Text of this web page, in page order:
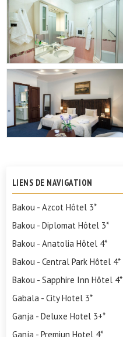
LIENS DE NAVIGATION
Bakou - Azcot Hôtel 3*
Bakou - Diplomat Hôtel 3*
Bakou - Anatolia Hôtel 4*
Bakou - Central Park Hôtel 4*
Bakou - Sapphire Inn Hôtel 4*
Gabala - City Hotel 3*
Ganja - Deluxe Hotel 3+*
Ganja - Premiun Hotel 4*